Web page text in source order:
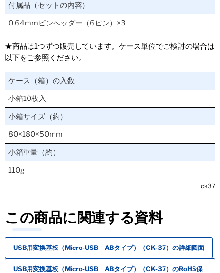
付属品（セットの内容）
0.64mmピンヘッダー（6ピン）×3
★商品は1つずつ販売しています。ケース単位でご検討の場合は
以下をご参照ください。
ケース（箱）の入数
小箱10枚入
小箱サイズ（約）
80×180×50mm
小箱重量（約）
110g
ck37
この商品に関連する資料
USB用変換基板（Micro-USB ABタイプ）（CK-37）の詳細図面
USB用変換基板（Micro-USB ABタイプ）（CK-37）のRoHS保